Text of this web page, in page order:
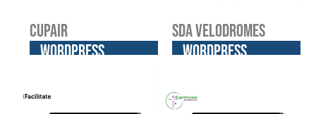
Cupair
WordPress
SDA Velodromes
WordPress